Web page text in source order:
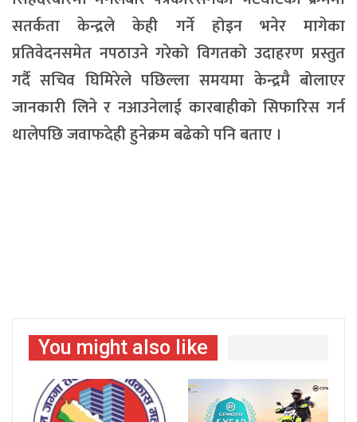
सतर्कता केन्द्रले केही गर्ने होइन भनेर मागेका
प्रतिवेदनसमेत नपठाउने गरेको विगतको उदाहरण प्रस्तुत
गर्दै सचिव घिमिरेले पछिल्ला समयमा केन्द्रमै बोलाएर
जानकारी लिने र नआउनेलाई कारबाहीको सिफारिस गर्न
थालेपछि जवाफदेही हुनेक्रम बढेको पनि बताए ।
You might also like